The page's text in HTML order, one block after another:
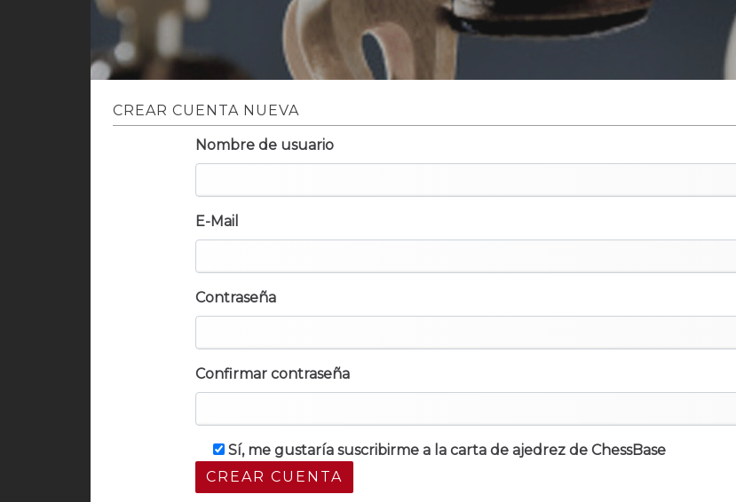
CREAR CUENTA NUEVA
Nombre de usuario
E-Mail
Contraseña
Confirmar contraseña
Sí, me gustaría suscribirme a la carta de ajedrez de ChessBase
CREAR CUENTA